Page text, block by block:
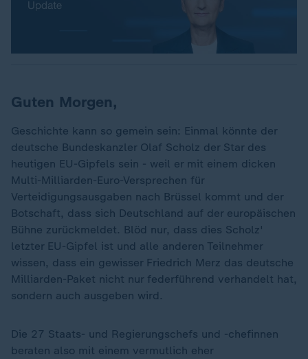
Guten Morgen,
Geschichte kann so gemein sein: Einmal könnte der
deutsche Bundeskanzler Olaf Scholz der Star des
heutigen EU-Gipfels sein - weil er mit einem dicken
Multi-Milliarden-Euro-Versprechen für
Verteidigungsausgaben nach Brüssel kommt und der
Botschaft, dass sich Deutschland auf der europäischen
Bühne zurückmeldet. Blöd nur, dass dies Scholz'
letzter EU-Gipfel ist und alle anderen Teilnehmer
wissen, dass ein gewisser Friedrich Merz das deutsche
Milliarden-Paket nicht nur federführend verhandelt hat,
sondern auch ausgeben wird.
Die 27 Staats- und Regierungschefs und -chefinnen
beraten also mit einem vermutlich eher